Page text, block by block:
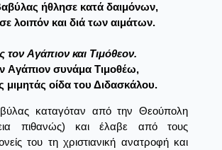
ήθλησε κατά δαιμόνων,
λοιπόν και διά των αιμάτων.
τον Aγάπιον και Τιμόθεον.
Aγάπιον συνάμα Τιμοθέω,
οίδα του Διδασκάλου.
καταγόταν από την Θεούπολη
πιθανώς) και έλαβε από τους
του τη χριστιανική ανατροφή και